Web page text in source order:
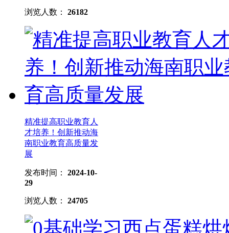
浏览人数： 26182
精准提高职业教育人
才培养！创新推动海
南职业教育高质量发
展
发布时间： 2024-10-
29
浏览人数： 24705